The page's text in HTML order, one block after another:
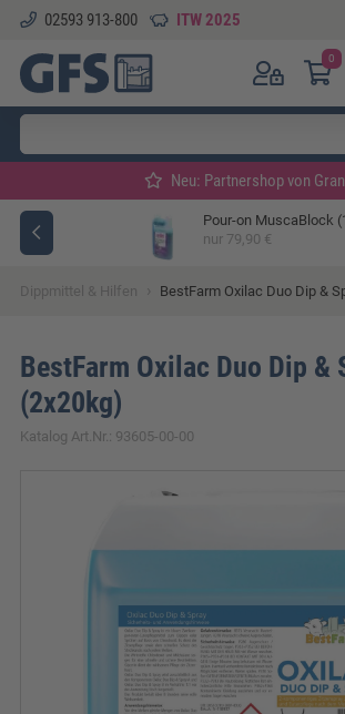
02593 913-800 ITW 2025
0
Neu: Partnershop von
Pour-on MuscaBlock
nur 79,90 €
Dippmittel & Hilfen BestFarm Oxilac Duo Dip &
BestFarm Oxilac Duo Dip &
(2x20kg)
Katalog Art.Nr.: 93605-00-00